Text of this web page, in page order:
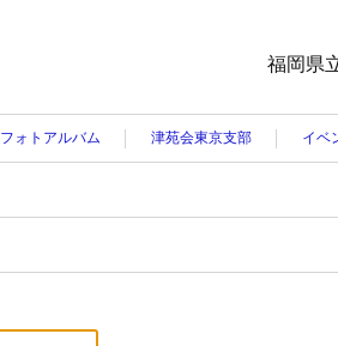
福岡県
フォトアルバム 津苑会東京支部 イベ